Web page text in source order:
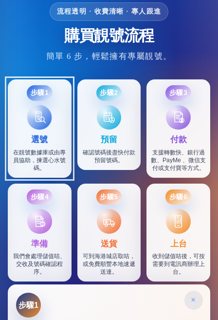
流程透明 · 收費清晰 · 專人跟進
購買靚號流程
簡單 6 步，輕鬆擁有專屬靚號。
步驟1
選號
在靚號數據庫或由專
員協助，揀選心水號
碼。
步驟2
預留
確認號碼後盡快付款
預留號碼。
步驟3
付款
支援轉數快、銀行過
數、PayMe 、微信支
付或支付寶等方式。
步驟4
準備
我們會處理儲值咭、
交收及號碼確認程
序。
步驟5
SF
送貨
可到海港城店取咭，
或免費順豐本地速遞
送達。
步驟6
上台
收到儲值咭後，可按
需要到電訊商辦理上
台。
×
步驟1